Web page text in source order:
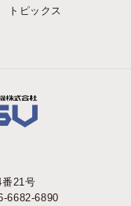
トピックス
21号
6682-6890